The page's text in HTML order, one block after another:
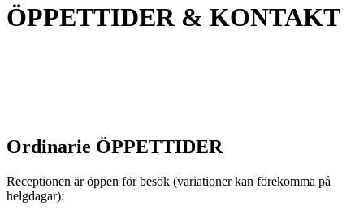
ÖPPETTIDER & KONTAKT
Ordinarie ÖPPETTIDER
Receptionen är öppen för besök (variationer kan förekomma på
helgdagar):